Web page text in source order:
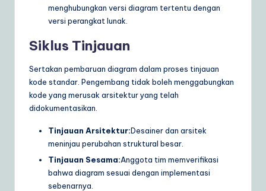
menghubungkan versi diagram tertentu dengan
versi perangkat lunak.
Siklus Tinjauan
Sertakan pembaruan diagram dalam proses tinjauan
kode standar. Pengembang tidak boleh menggabungkan
kode yang merusak arsitektur yang telah
didokumentasikan.
Tinjauan Arsitektur:Desainer dan arsitek
meninjau perubahan struktural besar.
Tinjauan Sesama:Anggota tim memverifikasi
bahwa diagram sesuai dengan implementasi
sebenarnya.